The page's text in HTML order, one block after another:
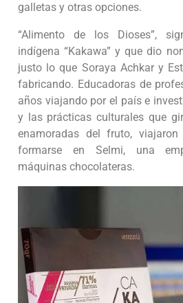
galletas y otras opciones.
“Alimento de los Dioses”,
indígena “Kakawa” y que dio
justo lo que Soraya Achkar y
fabricando. Educadoras de
años viajando por el país e
y las prácticas culturales que
enamoradas del fruto,
formarse en Selmi, una
máquinas chocolateras.